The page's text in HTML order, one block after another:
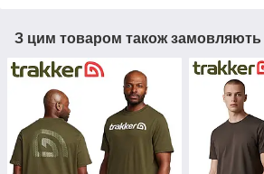
З цим товаром також замовляють